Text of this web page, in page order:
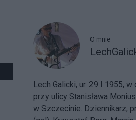
O mnie
Lech Galicki, ur. 29 I 1955,
przy ulicy Stanisława
w Szczecinie. Dziennikarz,